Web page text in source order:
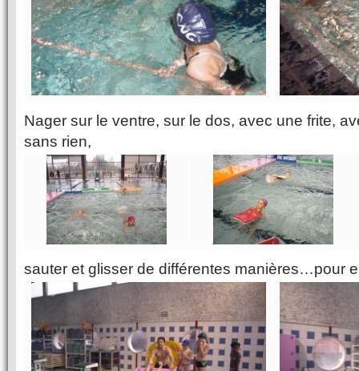
Nager sur le ventre, sur le dos, avec une frite,
sans rien,
sauter et glisser de différentes manières…pour